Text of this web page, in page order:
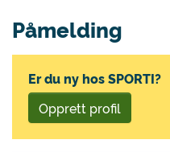
Påmelding
Er du ny hos SPORTI?
Opprett profil